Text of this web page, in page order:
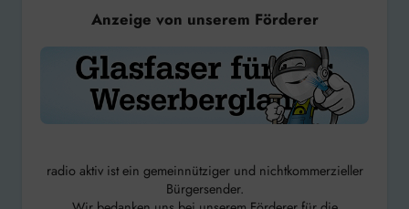
Anzeige von unserem Förderer
radio aktiv ist ein gemeinnütziger und nichtkommerzieller
Bürgersender.